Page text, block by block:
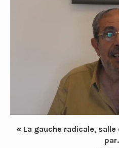
« La gauche radicale,